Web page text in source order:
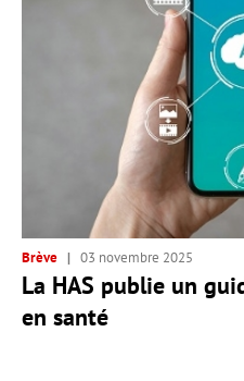
Brève 03 novembre 2025
La HAS publie un
en santé